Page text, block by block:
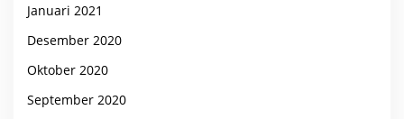
Januari 2021
Desember 2020
Oktober 2020
September 2020